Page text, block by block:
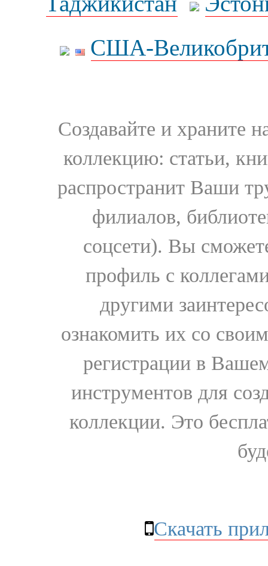
США-
Создавайте и храните
коллекцию: статьи,
распространит Ваши
филиалов,
соцсети). Вы
профиль с
другими
ознакомить их со
регистрации в
инструментов для
коллекции. Это
Скачать